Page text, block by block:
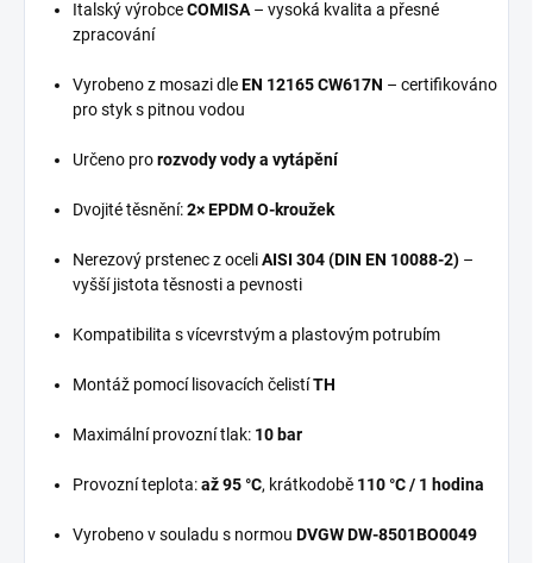
Italský výrobceCOMISA– vysoká kvalita a přesné
zpracování
Vyrobeno z mosazi dleEN 12165 CW617N – certifikováno
pro styk s pitnou vodou
Určeno prorozvody vody a vytápění
Dvojité těsnění:2× EPDM O-kroužek
Nerezový prstenec z oceliAISI 304 (DIN EN 10088-2) –
vyšší jistota těsnosti a pevnosti
Kompatibilita s vícevrstvým a plastovým potrubím
Montáž pomocí lisovacích čelistíTH
Maximální provozní tlak: 10 bar
Provozní teplota:až 95 °C, krátkodobě 110 °C / 1 hodina
Vyrobeno v souladu s normou DVGW DW-8501BO0049